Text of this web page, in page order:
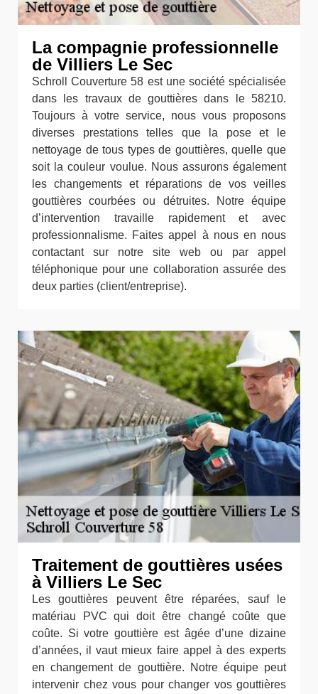
La compagnie professionnelle
de Villiers Le Sec
Schroll Couverture 58 est une société spécialisée
dans les travaux de gouttières dans le 58210.
Toujours à votre service, nous vous proposons
diverses prestations telles que la pose et le
nettoyage de tous types de gouttières, quelle que
soit la couleur voulue. Nous assurons également
les changements et réparations de vos veilles
gouttières courbées ou détruites. Notre équipe
d’intervention travaille rapidement et avec
professionnalisme. Faites appel à nous en nous
contactant sur notre site web ou par appel
téléphonique pour une collaboration assurée des
deux parties (client/entreprise).
Traitement de gouttières usées
à Villiers Le Sec
Les gouttières peuvent être réparées, sauf le
matériau PVC qui doit être changé coûte que
coûte. Si votre gouttière est âgée d’une dizaine
d’années, il vaut mieux faire appel à des experts
en changement de gouttière. Notre équipe peut
intervenir chez vous pour changer vos gouttières